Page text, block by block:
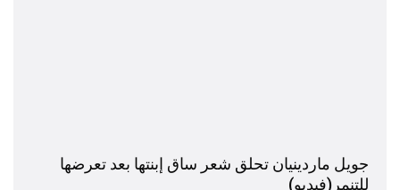
جويل ماردينيان تحلق شعر ساق إبنتها بعد تعرضها
للتنمر(فيديو)